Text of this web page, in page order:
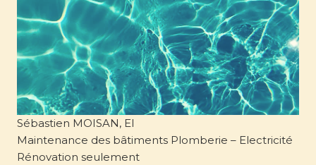
Sébastien MOISAN, EI
Maintenance des bâtiments Plomberie – Electricité
Rénovation seulement